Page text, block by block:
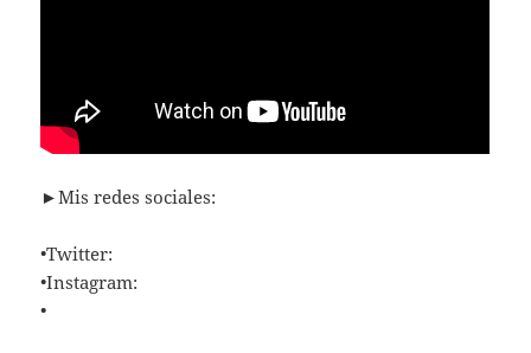
►Mis redes sociales:
•Twitter:
•Instagram:
•